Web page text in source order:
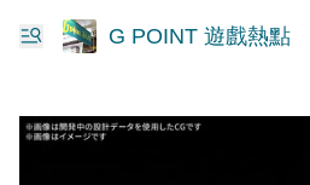
G POINT 遊戲熱點